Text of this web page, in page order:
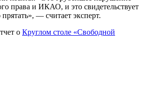
права и ИКАО, и это свидетельствует
— считает эксперт.
о Круглом столе «Свободной